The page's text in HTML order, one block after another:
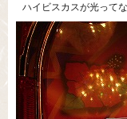
ハイビスカスが光って